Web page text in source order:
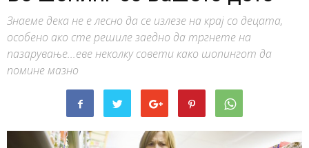
Знаеме дека не е лесно да се излезе на крај со децата,
особено ако сте решиле заедно да тргнете на
пазарување...еве неколку совети како шопингот да
помине мазно